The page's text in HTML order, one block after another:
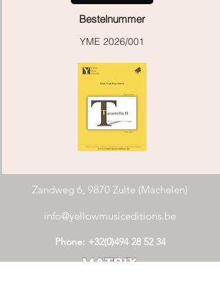
Bestelnummer
YME 2026/001
Zandweg 6, 9870 Zulte (Machelen)
info@yellowmusiceditions.be
Phone: +32(0)494 28 52 34